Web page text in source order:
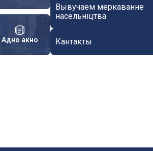
Адно акно
Вывучаем меркаванне
насельніцтва
Кантакты